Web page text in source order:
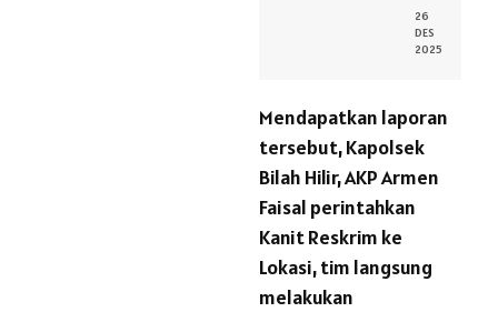
26
DES
2025
Mendapatkan laporan
tersebut, Kapolsek
Bilah Hilir, AKP Armen
Faisal perintahkan
Kanit Reskrim ke
Lokasi, tim langsung
melakukan